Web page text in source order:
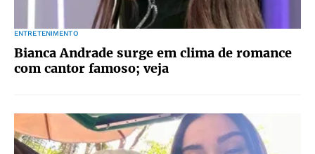
ENTRETENIMENTO
Bianca Andrade surge em clima de romance
com cantor famoso; veja